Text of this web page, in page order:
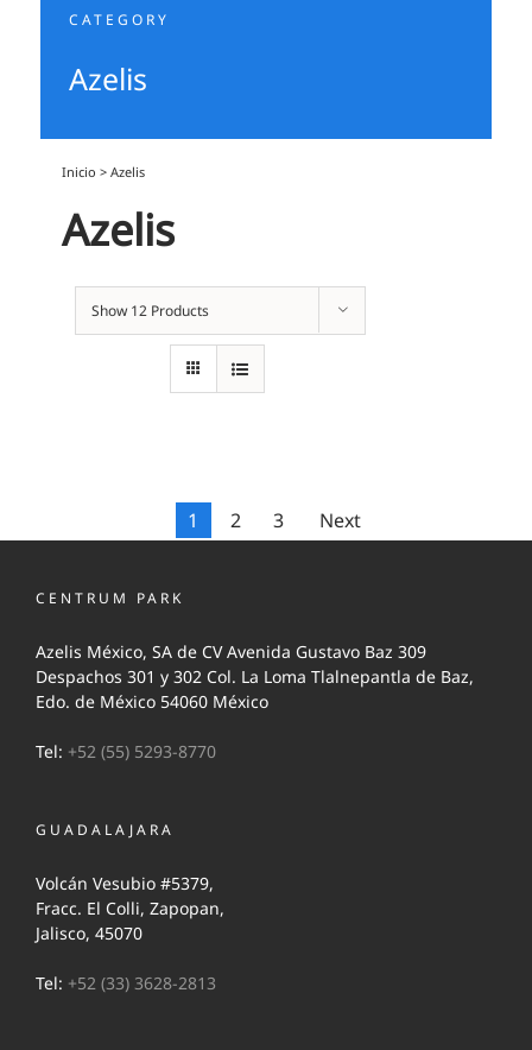
CATEGORY
Azelis
Inicio >Azelis
Azelis
Show 12 Products
1 2 3 Next
CENTRUM PARK
Azelis México, SA de CV Avenida Gustavo Baz 309
Despachos 301 y 302 Col. La Loma Tlalnepantla de Baz,
Edo. de México 54060 México
Tel: +52 (55) 5293-8770
GUADALAJARA
Volcán Vesubio #5379,
Fracc. El Colli, Zapopan,
Jalisco, 45070
Tel: +52 (33) 3628-2813